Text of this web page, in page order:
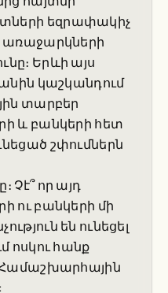
եզրափակիչ
առաջարկների
Երևի այս
կաշկանդում
տարբեր
և բանկերի հետ
շփումներն
Չէ՞ որ այդ
ու բանկերի մի
են ունեցել
ոսկու հանք